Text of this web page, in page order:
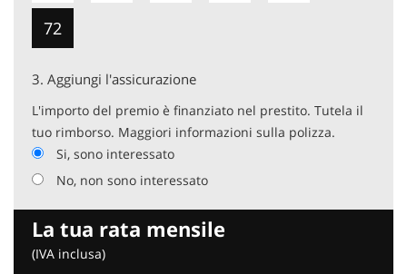
72
3. Aggiungi l'assicurazione
L'importo del premio è finanziato nel prestito. Tutela il
tuo rimborso. Maggiori informazioni sulla polizza.
Si, sono interessato
No, non sono interessato
La tua rata mensile
(IVA inclusa)